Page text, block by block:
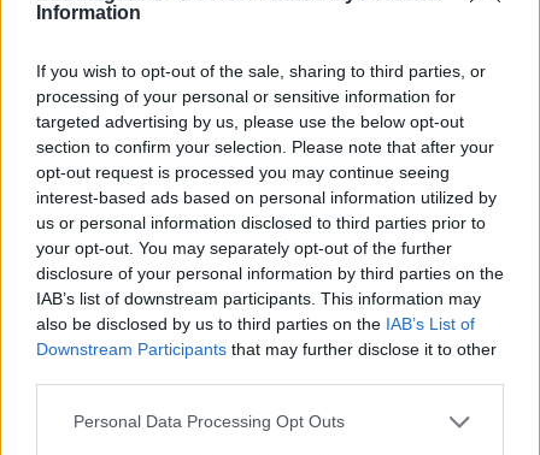
Information
If you wish to opt-out of the sale, sharing to third parties, or
processing of your personal or sensitive information for
targeted advertising by us, please use the below opt-out
section to confirm your selection. Please note that after your
opt-out request is processed you may continue seeing
interest-based ads based on personal information utilized by
us or personal information disclosed to third parties prior to
your opt-out. You may separately opt-out of the further
disclosure of your personal information by third parties on the
IAB’s list of downstream participants. This information may
also be disclosed by us to third parties on the IAB’s List of
Downstream Participants that may further disclose it to other
Please note that this website/app uses one or more Google
Personal Data Processing Opt Outs
Una strategia nazionale che integri le soluzioni di
banda ultralarga terrestre con opzioni non terrestri
potrebbe accelerare la riduzione del divario digitale.
Le politiche pubbliche che promuovono
investimenti in queste tecnologie contribuiranno a
migliorare la competitività e l’innovazione,
favorendo una maggiore coesione territoriale.
AiAdhubMedia